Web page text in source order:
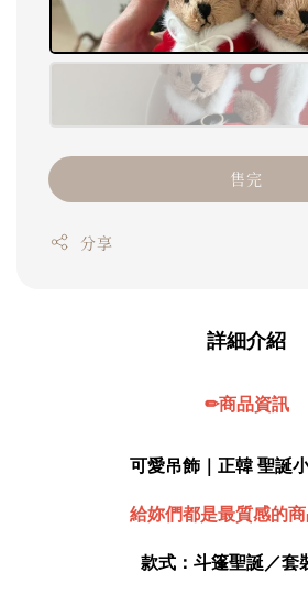
售完
分享
詳細介紹
✏商品資訊
可愛吊飾｜正韓 聖誕
給妳們都是最質感的
款式：斗篷聖誕／套